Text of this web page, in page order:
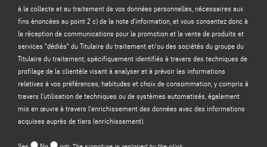
l'attente raisonnable que vous vous attendiez à ce que vos données
personnelles soient traitées par le responsable du traitement afin de
répondre à votre demande de contact ;
envoyer des communications promotionnelles concernant les
services et les produits du responsable du traitement
et/ou des
sociétés du
groupe
du responsable du traitement et/ou des événements organisés par
eux ou vous contacter à des fins d'étude de marché par téléphone avec un
opérateur ou par des méthodes de contact automatisées (par exemple,
campagnes de courrier électronique automatisées, SMS, contact
téléphonique automatisé, messagerie instantanée, etc ;
traitement et/ou des sociétés du Groupe du Titulaire du traitement
à la collecte et au traitement de vos données personnelles, nécessaires aux
fins énoncées au point 2 c) de la note d'information, et vous consentez donc à
la réception de communications pour la promotion et la vente de produits et
services "dédiés" du Titulaire du traitement et/ou des sociétés du groupe du
Titulaire du traitement, spécifiquement identifiés à travers des techniques de
profilage de la clientèle visant à analyser et à prévoir les informations
relatives à vos préférences, habitudes et choix de consommation, y compris à
travers l'utilisation de techniques ou de systèmes automatisés, également
mis en œuvre à travers l'enrichissement des données avec des informations
acquises auprès de tiers (enrichissement).